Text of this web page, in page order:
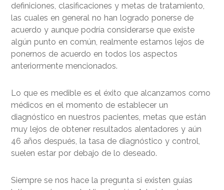
definiciones, clasificaciones y metas de tratamiento,
las cuales en general no han logrado ponerse de
acuerdo y aunque podría considerarse que existe
algún punto en común, realmente estamos lejos de
ponernos de acuerdo en todos los aspectos
anteriormente mencionados.
Lo que es medible es el éxito que alcanzamos como
médicos en el momento de establecer un
diagnóstico en nuestros pacientes, metas que están
muy lejos de obtener resultados alentadores y aún
46 años después, la tasa de diagnóstico y control,
suelen estar por debajo de lo deseado.
Siempre se nos hace la pregunta si existen guías